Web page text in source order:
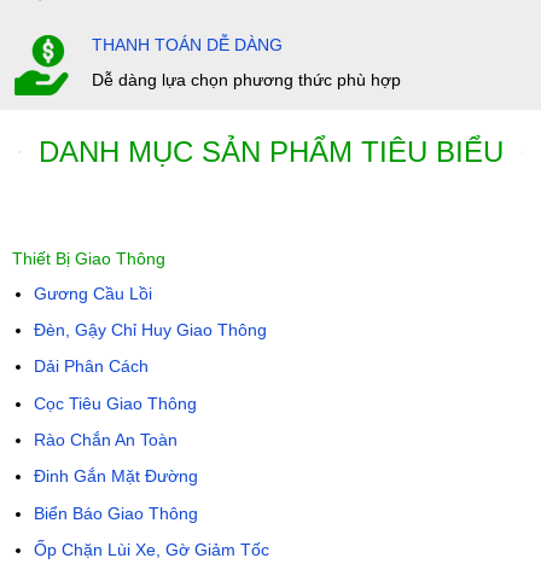
THANH TOÁN DỄ DÀNG
Dễ dàng lựa chọn phương thức phù hợp
DANH MỤC SẢN PHẨM TIÊU BIỂU
Thiết Bị Giao Thông
Gương Cầu Lồi
Đèn, Gậy Chỉ Huy Giao Thông
Dải Phân Cách
Cọc Tiêu Giao Thông
Rào Chắn An Toàn
Đinh Gắn Mặt Đường
Biển Báo Giao Thông
Ốp Chặn Lùi Xe, Gờ Giảm Tốc